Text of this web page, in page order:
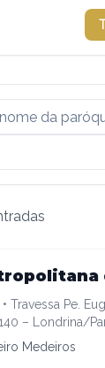
• Travessa Pe.
– Londrina/
Medeiros